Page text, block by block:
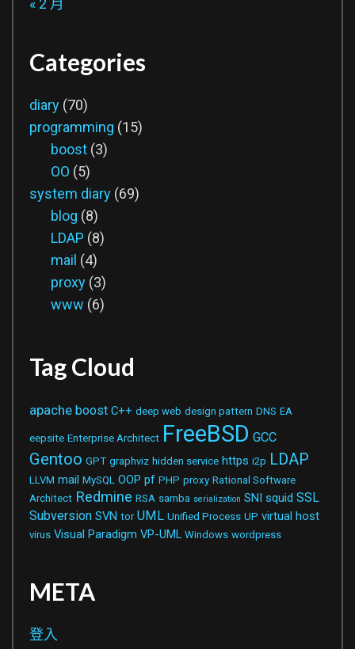
« 2 月
Categories
diary (70)
programming (15)
boost (3)
OO (5)
system diary (69)
blog (8)
LDAP (8)
mail (4)
proxy (3)
www (6)
Tag Cloud
apache boost C++ deep web design pattern DNS EA
eepsite Enterprise Architect FreeBSD GCC
Gentoo GPT graphviz hidden service https i2p LDAP
LLVM mail MySQL OOP pf PHP proxy Rational Software
Architect Redmine RSA samba serialization SNI squid SSL
Subversion SVN tor UML Unified Process UP virtual host
virus Visual Paradigm VP-UML Windows wordpress
META
登入